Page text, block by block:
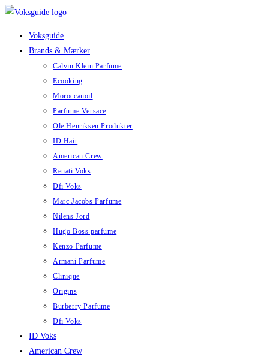
Skip
Voksguide
Brands & Mærker
Calvin Klein Parfume
Ecooking
Moroccanoil
Parfume Versace
Ole Henriksen Produkter
ID Hair
American Crew
Renati Voks
Dfi Voks
Marc Jacobs Parfume
Nilens Jord
Hugo Boss parfume
Kenzo Parfume
Armani Parfume
Clinique
Origins
Burberry Parfume
Dfi Voks
ID Voks
American Crew